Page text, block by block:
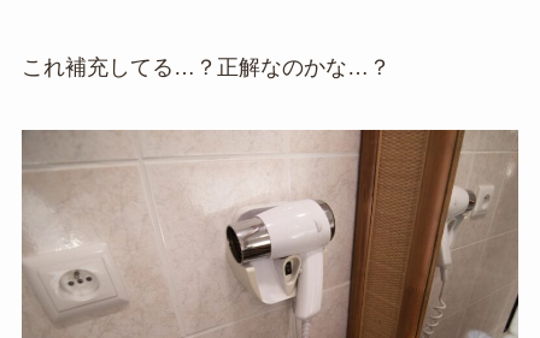
これ補充してる…？正解なのかな…？